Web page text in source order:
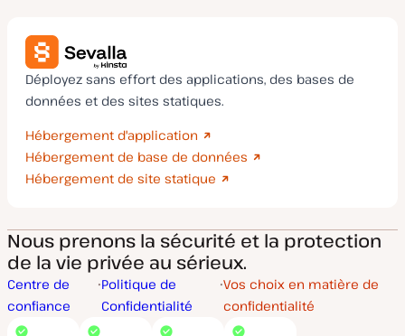
Déployez sans effort des applications, des bases de
données et des sites statiques.
Hébergement d'application
Hébergement de base de données
Hébergement de site statique
Nous prenons la sécurité et la protection
de la vie privée au sérieux.
Centre de
confiance
Politique de
Confidentialité
Vos choix en matière de
confidentialité